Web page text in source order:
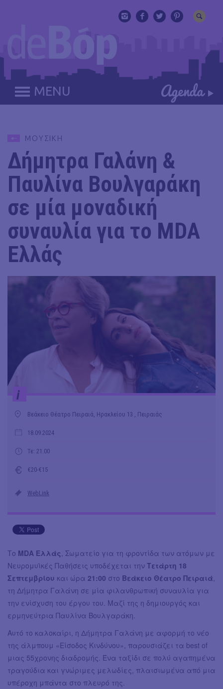
MENU
ΜΟΥΣΙΚΗ
Δήμητρα Γαλάνη &
Παυλίνα Βουλγαράκη
σε μία μοναδική
συναυλία για το MDA
Ελλάς
i
Βεάκειο Θέατρο Πειραιά, Ηρακλείου 13 , Πειραιάς
18.09.2024
Τε: 21.00
€20-€15
WebLink
Το MDA Ελλάς, Σωματείο για τη φροντίδα των ατόμων με
Νευρομυϊκές Παθήσεις υποδέχεται την Τετάρτη 18
Σεπτεμβρίου και ώρα 21:00 στο Βεάκειο Θέατρο Πειραιά,
τη Δήμητρα Γαλάνη σε μία φιλανθρωπική συναυλία για
την ενίσχυση του έργου του. Μαζί της η δημιουργός και
ερμηνεύτρια Παυλίνα Βουλγαράκη.
Αυτό το καλοκαίρι, η Δήμητρα Γαλάνη με αφορμή το νέο
της άλμπουμ «Είσοδος Κινδύνου», παρουσιάζει τα best of
μιας 55χρονης διαδρομής. Ένα ταξίδι σε πολύ αγαπημένα
τραγούδια και γνώριμες μελωδίες, πλαισιωμένα από μια
υπέροχη μπάντα στο πλευρό της.